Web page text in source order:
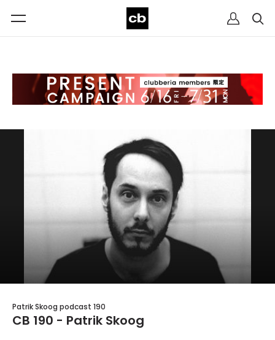
Patrik Skoog podcast 190
CB 190 - Patrik Skoog